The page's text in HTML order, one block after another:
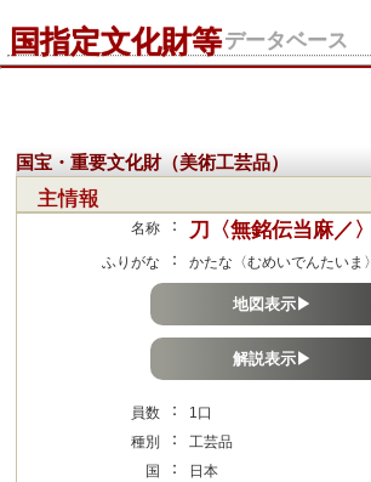
国指定文化財等データベース
国宝・重要文化財（美術工芸品）
主情報
名称 ： 刀〈無銘伝当麻／〉
ふりがな ： かたな〈むめいでんたいま〉
地図表示▶
解説表示▶
員数 ：
1口
種別
：
工芸品
国
：
日本